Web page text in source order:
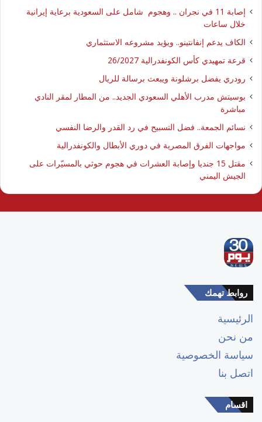
إصابة 11 في نجران .. وهجوم شامل على السعودية برعاية إيرانية
خلال ساعات
الكاف يدعم إنفانتينو.. ويؤيد مشروعه الاستثماري
قرعة تمهيدي كأس الكونفدرالية 26/2027
رودري يفضل برشلونة ويبعث برسالة للريال
بوسيتش مدرب الأهلي السعودي الجديد.. من المطار لمقر النادي
مباشرة
نسائم الجمعة.. فضل التسبيح في رد القدر والرضا النفسي
مواجهات الفرق المصرية في دوري الأبطال والكونفدرالية
مقتل 15 جنديا وإصابة العشرات في هجوم حوثي بالمسيّرات على
الجيش اليمني
روابط تهمك
الرئيسية
من نحن
سياسة الخصوصية
اتصل بنا
اقسام